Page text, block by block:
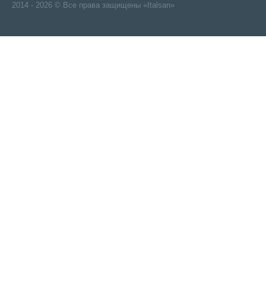
2014 - 2026 © Все права защищены «Italsan»